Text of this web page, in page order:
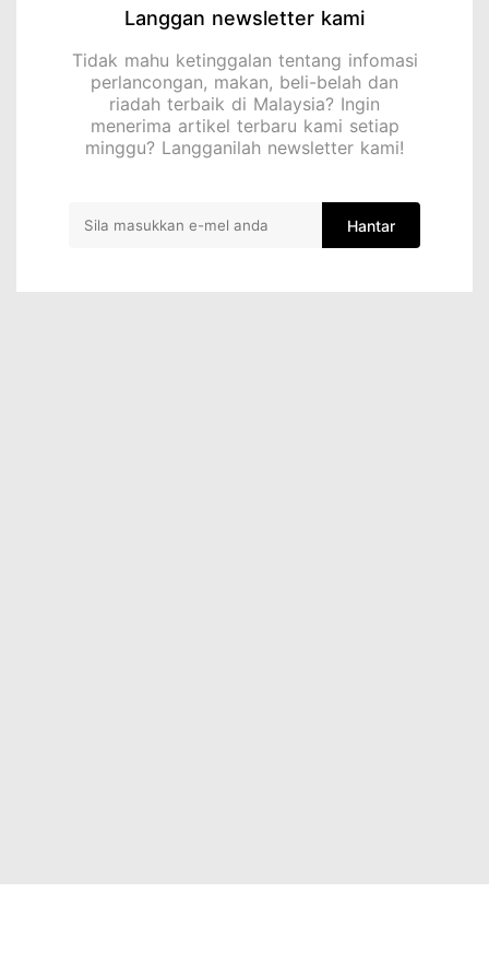
Langgan newsletter kami
Tidak mahu ketinggalan tentang infomasi
perlancongan, makan, beli-belah dan
riadah terbaik di Malaysia? Ingin
menerima artikel terbaru kami setiap
minggu? Langganilah newsletter kami!
Hantar